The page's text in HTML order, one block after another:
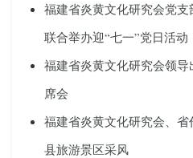
福建省炎黄文化研究会党
联合举办迎“七一”党日活动
福建省炎黄文化研究会领
席会
福建省炎黄文化研究会、
县旅游景区采风